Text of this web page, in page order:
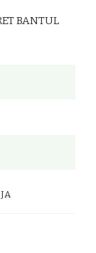
BANTUL